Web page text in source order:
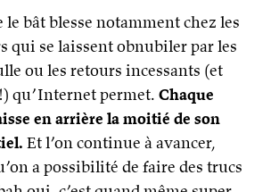
le bât blesse notamment chez les
qui se laissent obnubiler par les
ou les retours incessants (et
qu’Internet permet. Chaque
en arrière la moitié de son
Et l’on continue à avancer,
a possibilité de faire des trucs